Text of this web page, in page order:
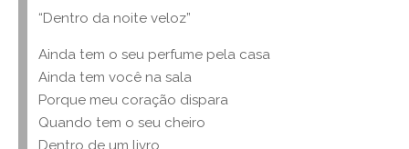
“Dentro da noite veloz”
Ainda tem o seu perfume pela casa
Ainda tem você na sala
Porque meu coração dispara
Quando tem o seu cheiro
Dentro de um livro